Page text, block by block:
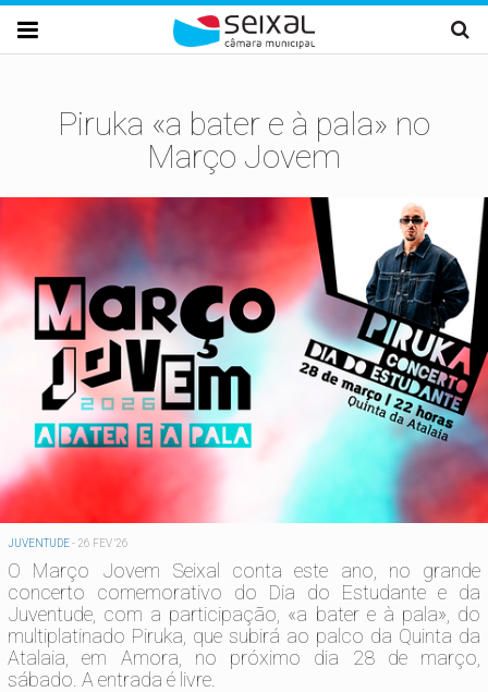
Passar para o conteúdo principal

Piruka «a bater e à pala» no
Março Jovem
JUVENTUDE- 26 FEV '26
O Março Jovem Seixal conta este ano, no grande
concerto comemorativo do Dia do Estudante e da
Juventude, com a participação, «a bater e à pala», do
multiplatinado Piruka, que subirá ao palco da Quinta da
Atalaia, em Amora, no próximo dia 28 de março,
sábado. A entrada é livre.